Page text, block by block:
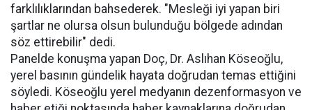
farklılıklarından bahsederek. "Mesleği iyi yapan biri
şartlar ne olursa olsun bulunduğu bölgede adından
söz ettirebilir" dedi.
Panelde konuşma yapan Doç, Dr. Aslıhan Köseoğlu,
yerel basının gündelik hayata doğrudan temas ettiğini
söyledi. Köseoğlu yerel medyanın dezenformasyon ve